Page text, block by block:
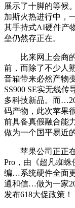
展示了十脚的等候
加斯火热进行中，
其手持式AI硬件产
垒仍然存正在。
比来网上会商的
前，而除了不少人
音箱带来必然产物
SS900 SE实无线
多科技新品。而
码产物，此次苹果
前具备真假融合能
做为一个国平易近
苹果公司正正在
Pro，由《超凡蜘蛛
编…系统硬件全面
通和信…做为一家
发布618大促政策！